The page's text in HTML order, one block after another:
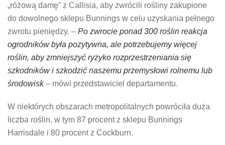
„różową damę” z Callisia, aby zwrócili rośliny zakupione
do dowolnego sklepu Bunnings w celu uzyskania pełnego
zwrotu pieniędzy. – Po zwrocie ponad 300 roślin reakcja
ogrodników była pozytywna, ale potrzebujemy więcej
roślin, aby zmniejszyć ryzyko rozprzestrzeniania się
szkodników i szkodzić naszemu przemysłowi rolnemu lub
środowisk– mówi przedstawiciel departamentu.
W niektórych obszarach metropolitalnych powróciła duża
liczba roślin, w tym 87 procent z sklepu Bunnings
Harrisdale i 80 procent z Cockburn.